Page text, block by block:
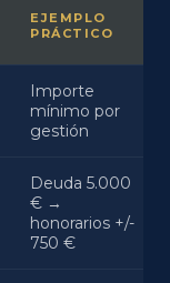
EJEMPLO
PRÁCTICO
Importe
mínimo por
gestión
Deuda 5.000
€ →
honorarios +/-
750 €